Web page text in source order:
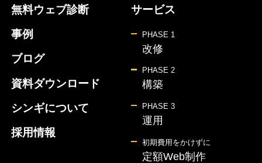
無料ウェブ診断
事例
ブログ
資料ダウンロード
シンギについて
採用情報
サービス
PHASE 1
改修
PHASE 2
構築
PHASE 3
運用
初期費用をかけずに
定額Web制作